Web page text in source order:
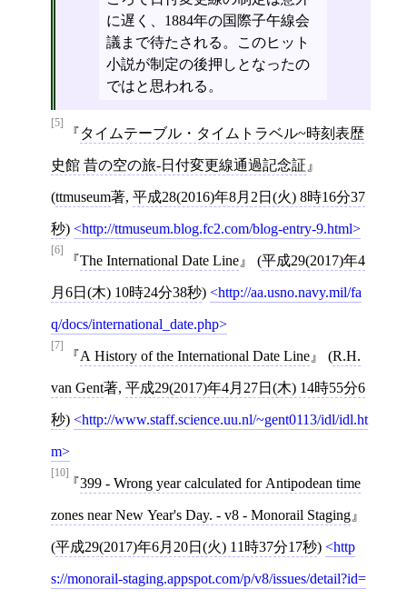
に遅く、1884年の国際子午線会
議まで待たされる。このヒット
小説が制定の後押しとなったの
ではと思われる。
[5]
タイムテーブル・タイムトラベル~時刻表歴
史館 昔の空の旅-日付変更線通過記念証
(ttmuseum著, 平成28(2016)年8月2日(火) 8時16分37
秒) http://ttmuseum.blog.fc2.com/blog-entry-9.html
[6]
The International Date Line (平成29(2017)年4
月6日(木) 10時24分38秒) http://aa.usno.navy.mil/fa
q/docs/international_date.php
[7]
A History of the International Date Line (R.H.
van Gent著, 平成29(2017)年4月27日(木) 14時55分6
秒) http://www.staff.science.uu.nl/~gent0113/idl/idl.ht
m
[10]
399 - Wrong year calculated for Antipodean time
zones near New Year's Day. - v8 - Monorail Staging
(平成29(2017)年6月20日(火) 11時37分17秒) http
s://monorail-staging.appspot.com/p/v8/issues/detail?id=